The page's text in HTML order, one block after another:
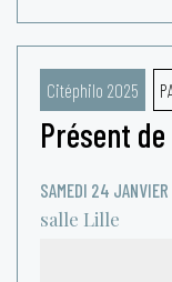
Citéphilo 2025
Présent
SAMEDI 24
salle Lille